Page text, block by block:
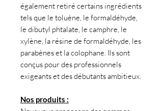
également retiré certains ingrédients
tels que le toluène, le formaldéhyde,
le dibutyl phtalate, le camphre, le
xylène, la résine de formaldéhyde, les
parabènes et la colophane. Ils sont
conçus pour des professionnels
exigeants et des débutants ambitieux.
Nos produits :